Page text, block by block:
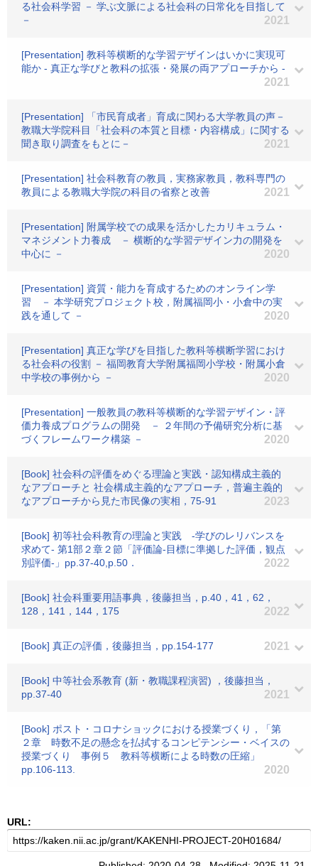
る社会科学習 － 学ぶ文脈による社会科の日常化を目指して
－
2021
[Presentation] 教科等横断的な学習デザインはいかに実現可
能か - 真正な学びと教科の拡張・発展の両アプローチから -
2021
[Presentation] 「市民育成者」育成に関わる大学教員の声－
教職大学院科目「社会科の本質と目標・内容構成」に関する
聞き取り調査をもとに－
2021
[Presentation] 社会科教育の教員，実務家教員，教科専門の
教員による教職大学院の科目の省察と改善
2021
[Presentation] 附属学校での成果を活かしたカリキュラム・
マネジメント力養成 － 横断的な学習デザイン力の開発を
中心に －
2020
[Presentation] 資質・能力を育成するためのオンライン学
習 － 本学研究プロジェクト校，附属福岡小・小倉中の実
践を通して －
2020
[Presentation] 真正な学びを目指した教科等横断学習におけ
る社会科の役割 － 福岡教育大学附属福岡小学校・附属小倉
中学校の事例から －
2020
[Presentation] 一般教員の教科等横断的な学習デザイン・評
価力養成プログラムの開発 － ２年間の予備研究分析に基
づくフレームワーク構築 －
2020
[Book] 社会科の評価をめぐる理論と実践・認知構成主義的
なアプローチと 社会構成主義的なアプローチ，普遍主義的
なアプローチから見た市民像の実相，75-91
2023
[Book] 初等社会科教育の理論と実践 -学びのレリバンスを
求めて- 第1部２章２節「評価論-目標に準拠した評価，観点
別評価-」pp.37-40,p.50．
2022
[Book] 社会科重要用語事典，後藤担当，p.40，41，62，
128，141，144，175
2022
[Book] 真正の評価，後藤担当，pp.154-177 2021
[Book] 中等社会系教育 (新・教職課程演習) ，後藤担当，
pp.37-40
2021
[Book] ポスト・コロナショックにおける授業づくり，「第
２章 時数不足の懸念を払拭するコンピテンシー・ベイスの
授業づくり 事例５ 教科等横断による時数の圧縮」
pp.106-113.
2020
URL: